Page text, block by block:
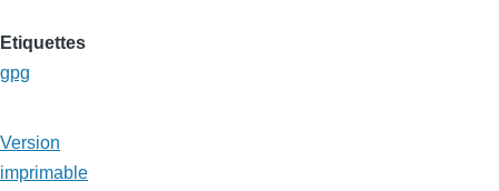
Etiquettes
gpg
Version
imprimable